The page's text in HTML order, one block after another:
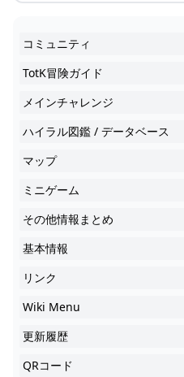
コミュニティ
TotK冒険ガイド
メインチャレンジ
ハイラル図鑑 / データベース
マップ
ミニゲーム
その他情報まとめ
基本情報
リンク
Wiki Menu
更新履歴
QRコード